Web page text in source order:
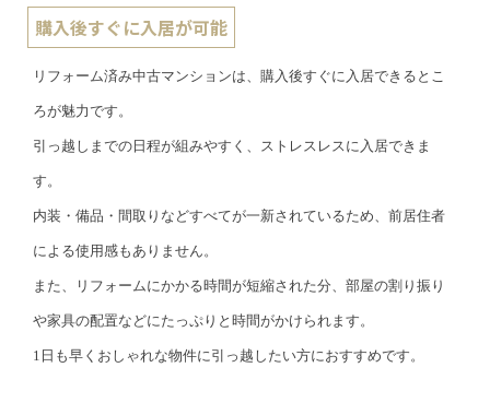
購入後すぐに入居が可能
リフォーム済み中古マンションは、購入後すぐに入居できるとこ
ろが魅力です。
引っ越しまでの日程が組みやすく、ストレスレスに入居できま
す。
内装・備品・間取りなどすべてが一新されているため、前居住者
による使用感もありません。
また、リフォームにかかる時間が短縮された分、部屋の割り振り
や家具の配置などにたっぷりと時間がかけられます。
1日も早くおしゃれな物件に引っ越したい方におすすめです。